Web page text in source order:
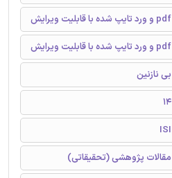
pdf و ورد تایپ شده با قابلیت ویرایش
pdf و ورد تایپ شده با قابلیت ویرایش
بی نازنین
14
ISI
مقالات پژوهشی (تحقیقاتی)